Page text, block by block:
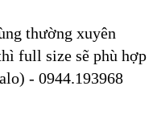
thường xuyên
full size sẽ phù hợp
- 0944.193968